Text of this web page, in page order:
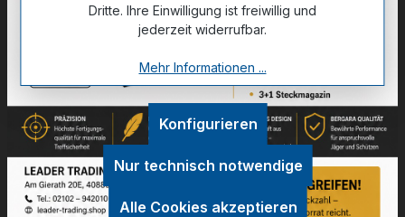
Technische Daten
GPSR Information
Bewertungen
Dritte. Ihre Einwilligung ist freiwillig und
jederzeit widerrufbar.
Mehr Informationen ...
Nur technisch notwendige
Konfigurieren
Alle Cookies akzeptieren